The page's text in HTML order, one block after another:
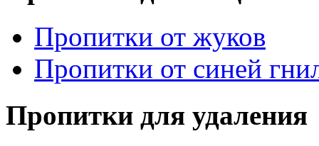
Пропитки от жуков
Пропитки от синей
Пропитки для удаления